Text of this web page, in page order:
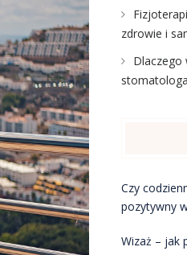
zdrowie i
Dlaczego
Czy
pozytywny
Wizaż – jak